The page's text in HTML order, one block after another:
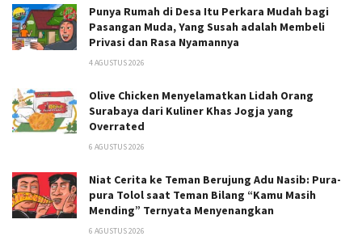
Punya Rumah di Desa Itu Perkara Mudah bagi
Pasangan Muda, Yang Susah adalah Membeli
Privasi dan Rasa Nyamannya
4 AGUSTUS 2026
Olive Chicken Menyelamatkan Lidah Orang
Surabaya dari Kuliner Khas Jogja yang
Overrated
6 AGUSTUS 2026
Niat Cerita ke Teman Berujung Adu Nasib: Pura-
pura Tolol saat Teman Bilang “Kamu Masih
Mending” Ternyata Menyenangkan
6 AGUSTUS 2026